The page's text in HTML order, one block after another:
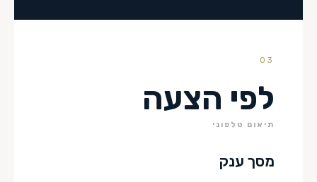
03
לפי הצעה
תיאום טלפוני
מסך ענק